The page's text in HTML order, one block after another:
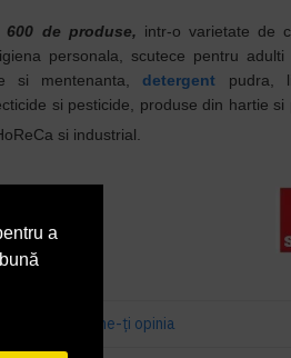
a
600 de produse, intr-o varietate de
personala, scutece pentru adulti
si mentenanta,detergent pudra,
si pesticide, produse din hartie si
si industrial.
Spune-ţi opinia